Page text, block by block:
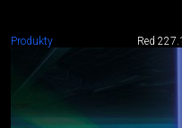
Produkty Red 2